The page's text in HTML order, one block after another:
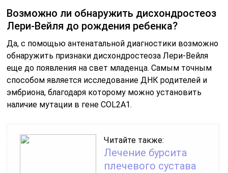
Возможно ли обнаружить дисхондростеоз
Лери-Вейля до рождения ребенка?
Да, с помощью антенатальной диагностики возможно
обнаружить признаки дисхондростеоза Лери-Вейля
еще до появления на свет младенца. Самым точным
способом является исследование ДНК родителей и
эмбриона, благодаря которому можно установить
наличие мутации в гене COL2A1.
Читайте также:
Лечение бурсита
плечевого сустава